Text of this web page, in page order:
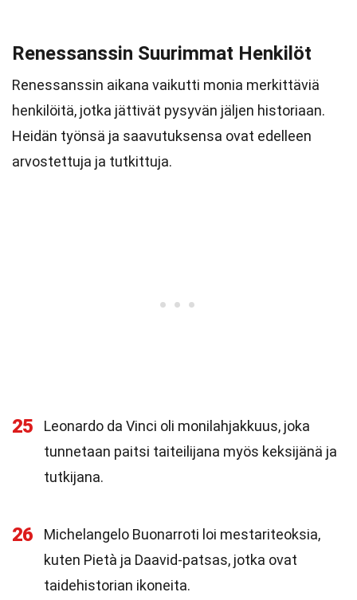
Renessanssin Suurimmat Henkilöt
Renessanssin aikana vaikutti monia merkittäviä
henkilöitä, jotka jättivät pysyvän jäljen historiaan.
Heidän työnsä ja saavutuksensa ovat edelleen
arvostettuja ja tutkittuja.
25
Leonardo da Vinci oli monilahjakkuus, joka
tunnetaan paitsi taiteilijana myös keksijänä ja
tutkijana.
26
Michelangelo Buonarroti loi mestariteoksia,
kuten Pietà ja Daavid-patsas, jotka ovat
taidehistorian ikoneita.